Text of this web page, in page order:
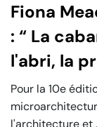
Fiona
: “ La
l'abri, la
Pour la 10e
l'architecture et